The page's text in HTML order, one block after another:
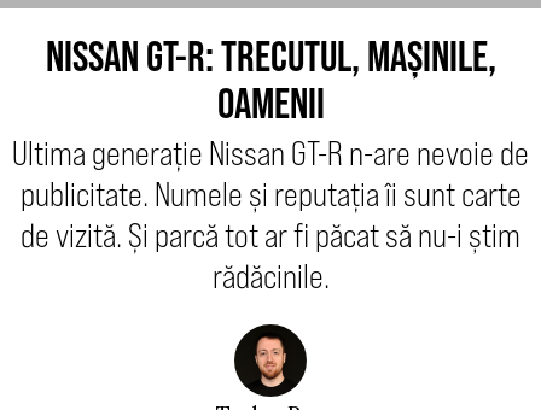
NISSAN GT-R: TRECUTUL, MAȘINILE,
OAMENII
Ultima generație Nissan GT-R n-are nevoie de
publicitate. Numele și reputația îi sunt carte
de vizită. Și parcă tot ar fi păcat să nu-i știm
rădăcinile.